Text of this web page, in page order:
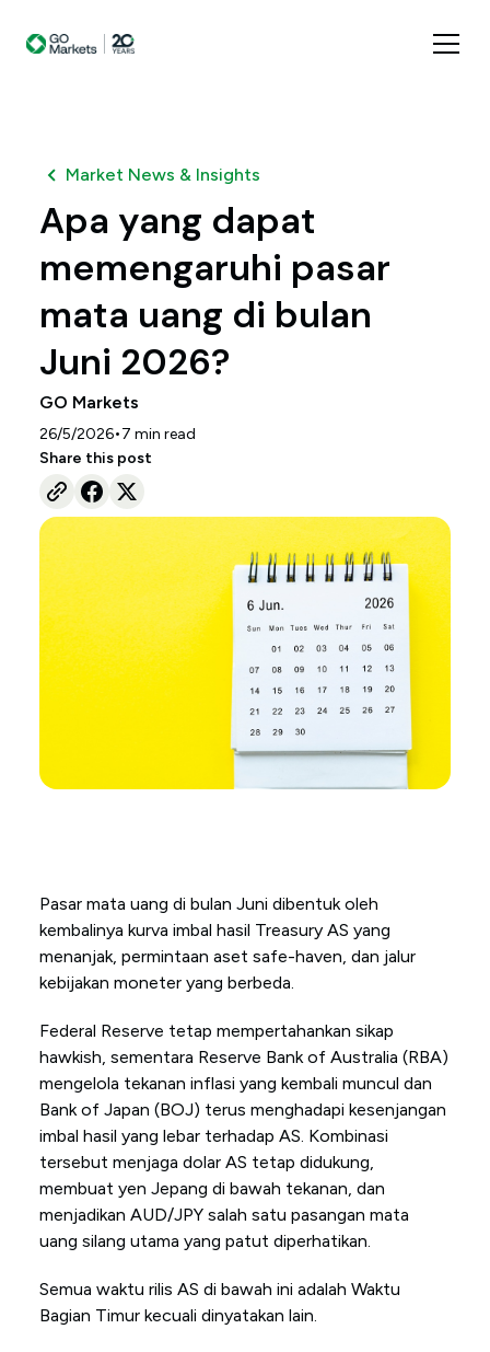
Market News & Insights
Apa yang dapat
memengaruhi pasar
mata uang di bulan
Juni 2026?
GO Markets
26/5/2026•7 min read
Share this post
Pasar mata uang di bulan Juni dibentuk oleh
kembalinya kurva imbal hasil Treasury AS yang
menanjak, permintaan aset safe-haven, dan jalur
kebijakan moneter yang berbeda.
Federal Reserve tetap mempertahankan sikap
hawkish, sementara Reserve Bank of Australia (RBA)
mengelola tekanan inflasi yang kembali muncul dan
Bank of Japan (BOJ) terus menghadapi kesenjangan
imbal hasil yang lebar terhadap AS. Kombinasi
tersebut menjaga dolar AS tetap didukung,
membuat yen Jepang di bawah tekanan, dan
menjadikan AUD/JPY salah satu pasangan mata
uang silang utama yang patut diperhatikan.
Semua waktu rilis AS di bawah ini adalah Waktu
Bagian Timur kecuali dinyatakan lain.